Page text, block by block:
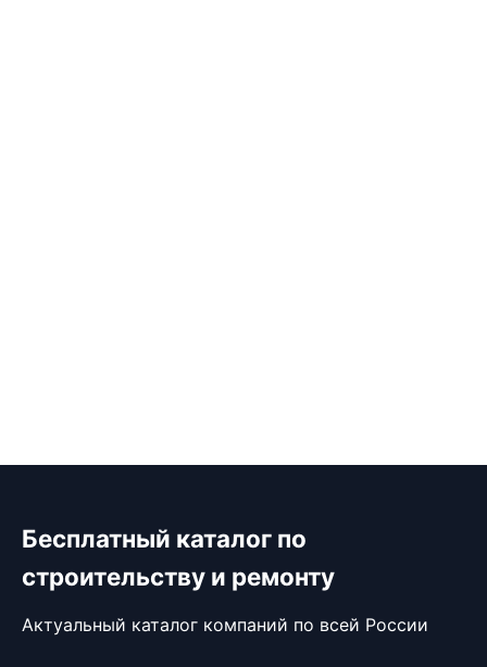
Бесплатный каталог по
строительству и ремонту
Актуальный каталог компаний по всей России